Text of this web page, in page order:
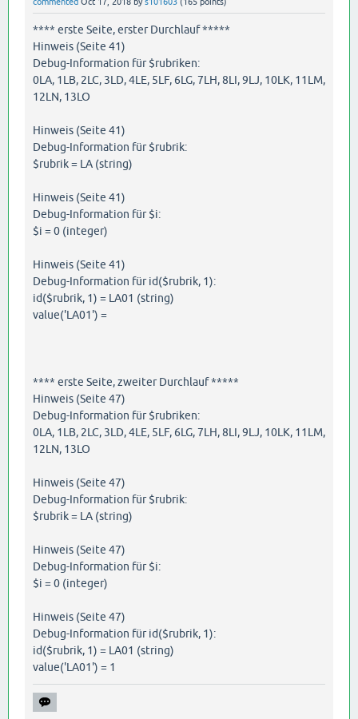
**** erste Seite, erster Durchlauf *****
Hinweis (Seite 41)
Debug-Information für $rubriken:
0LA, 1LB, 2LC, 3LD, 4LE, 5LF, 6LG, 7LH, 8LI, 9LJ, 10LK, 11LM,
12LN, 13LO
Hinweis (Seite 41)
Debug-Information für $rubrik:
$rubrik = LA (string)
Hinweis (Seite 41)
Debug-Information für $i:
$i = 0 (integer)
Hinweis (Seite 41)
Debug-Information für id($rubrik, 1):
id($rubrik, 1) = LA01 (string)
value('LA01') =
**** erste Seite, zweiter Durchlauf *****
Hinweis (Seite 47)
Debug-Information für $rubriken:
0LA, 1LB, 2LC, 3LD, 4LE, 5LF, 6LG, 7LH, 8LI, 9LJ, 10LK, 11LM,
12LN, 13LO
Hinweis (Seite 47)
Debug-Information für $rubrik:
$rubrik = LA (string)
Hinweis (Seite 47)
Debug-Information für $i:
$i = 0 (integer)
Hinweis (Seite 47)
Debug-Information für id($rubrik, 1):
id($rubrik, 1) = LA01 (string)
value('LA01') = 1